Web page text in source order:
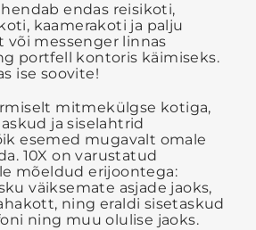
endas reisikoti,
kaamerakoti ja palju
või messenger linnas
portfell kontoris käimiseks.
ise soovite!
mitmekülgse kotiga,
ja siselahtrid
esemed mugavalt omale
10X on varustatud
mõeldud erijoontega:
väiksemate asjade jaoks,
ning eraldi sisetaskud
ning muu olulise jaoks.